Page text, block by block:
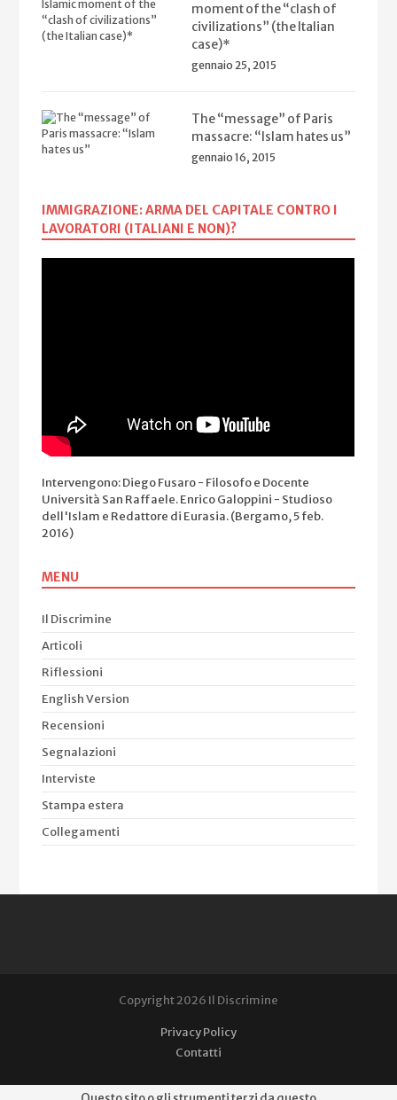
moment of the “clash of
civilizations” (the Italian
case)*
gennaio 25, 2015
The “message” of Paris
massacre: “Islam hates us”
gennaio 16, 2015
IMMIGRAZIONE: ARMA DEL CAPITALE CONTRO I
LAVORATORI (ITALIANI E NON)?
Intervengono: Diego Fusaro - Filosofo e Docente
Università San Raffaele. Enrico Galoppini - Studioso
dell'Islam e Redattore di Eurasia. (Bergamo, 5 feb.
2016)
MENU
Il Discrimine
Articoli
Riflessioni
English Version
Recensioni
Segnalazioni
Interviste
Stampa estera
Collegamenti
Copyright 2026 Il Discrimine
Privacy Policy
Contatti